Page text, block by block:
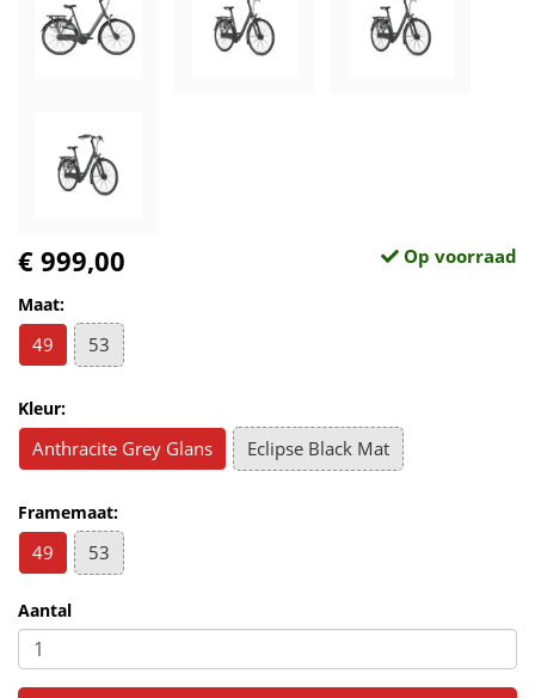
€ 999,00 Op voorraad
Maat:
49 53
Kleur:
Anthracite Grey Glans Eclipse Black Mat
Framemaat:
49 53
Aantal